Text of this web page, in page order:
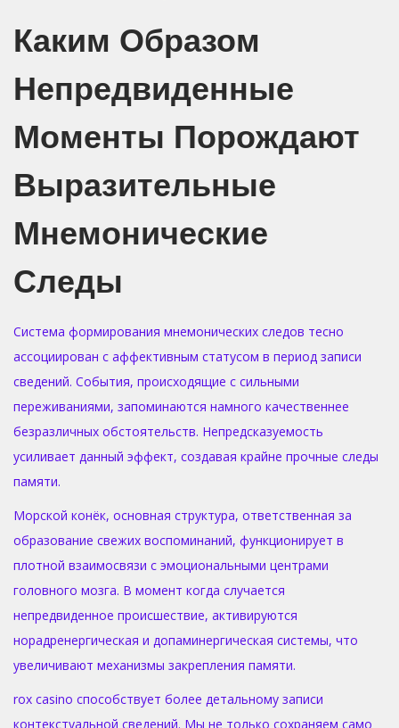
Каким Образом
Непредвиденные
Моменты Порождают
Выразительные
Мнемонические
Следы
Система формирования мнемонических следов тесно
ассоциирован с аффективным статусом в период записи
сведений. События, происходящие с сильными
переживаниями, запоминаются намного качественнее
безразличных обстоятельств. Непредсказуемость
усиливает данный эффект, создавая крайне прочные следы
памяти.
Морской конёк, основная структура, ответственная за
образование свежих воспоминаний, функционирует в
плотной взаимосвязи с эмоциональными центрами
головного мозга. В момент когда случается
непредвиденное происшествие, активируются
норадренергическая и допаминергическая системы, что
увеличивают механизмы закрепления памяти.
rox casino способствует более детальному записи
контекстуальной сведений. Мы не только сохраняем само